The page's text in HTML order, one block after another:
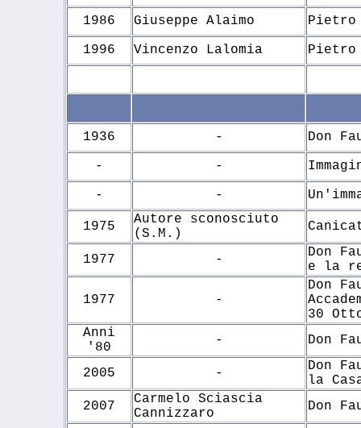
1986
Giuseppe Alaimo
Pietro
1996
Vincenzo Lalomia Pietro
1936 -
Don
-
-
-
-
1975
Autore sconosciuto
(S.M.)
1977 -
Don
e la
1977 -
Don
30
Anni
'80
- Don
2005 -
Don
la
2007
Carmelo Sciascia
Cannizzaro
Don